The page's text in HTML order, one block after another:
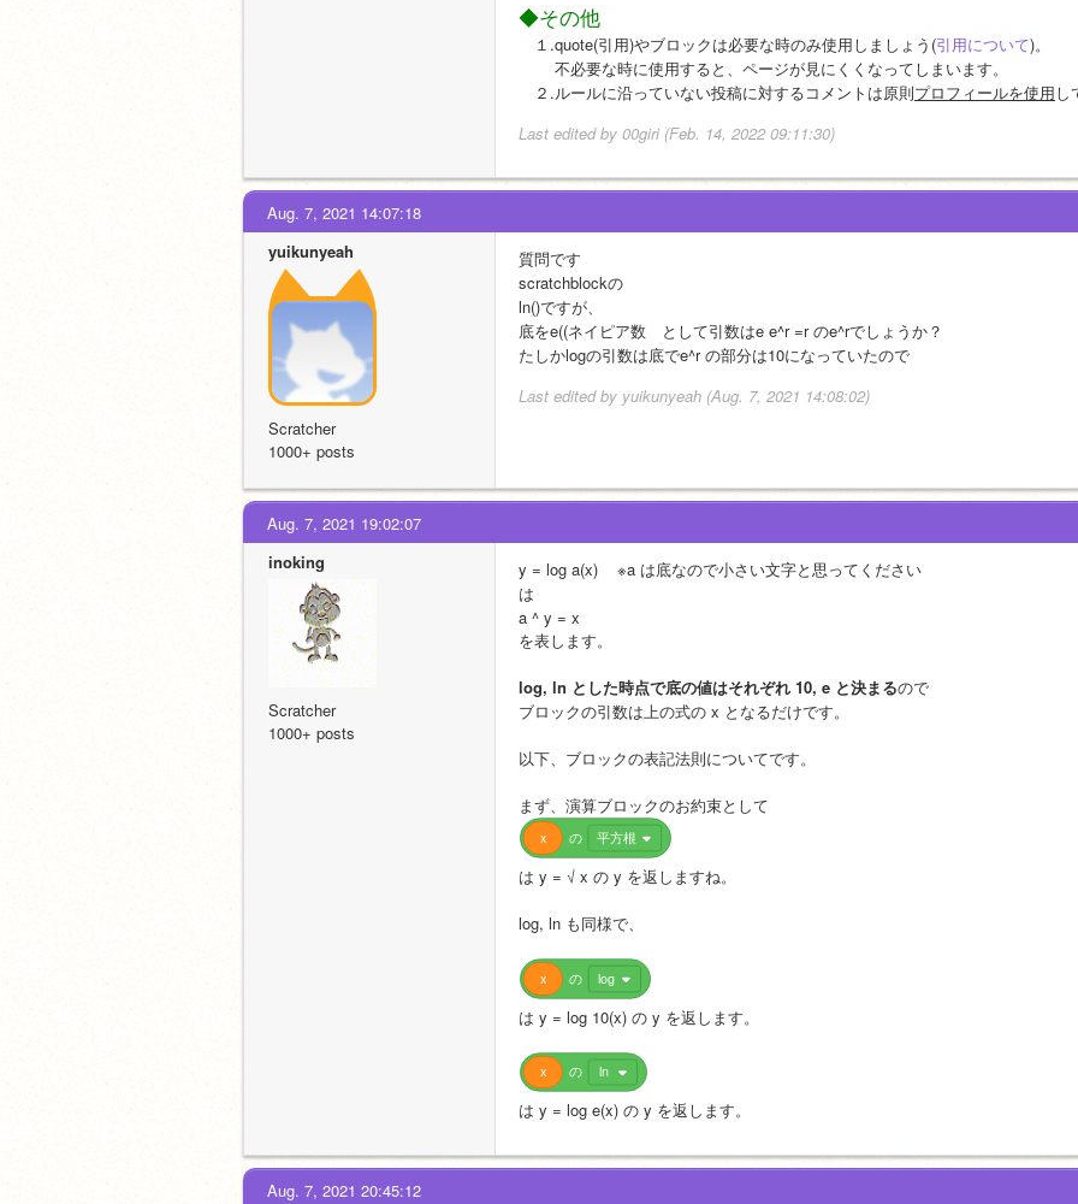
◆その他
１.quote(引用)やブロックは必要な時のみ使用しましょう(引用について)。
不必要な時に使用すると、ページが見にくくなってしまいます。
２.ルールに沿っていない投稿に対するコメントは原則プロフィールを使用し
Last edited by 00giri (Feb. 14, 2022 09:11:30)
Aug. 7, 2021 14:07:18
yuikunyeah
Scratcher
1000+ posts
質問です
scratchblockの
ln()ですが、
底をe((ネイピア数　として引数はe e^r =r のe^rでしょうか？
たしかlogの引数は底でe^r の部分は10になっていたので
Last edited by yuikunyeah (Aug. 7, 2021 14:08:02)
Aug. 7, 2021 19:02:07
inoking
Scratcher
1000+ posts
y = log a(x)    ※a は底なので小さい文字と思ってください
は
a ^ y = x
を表します。
log, ln とした時点で底の値はそれぞれ 10, e と決まるので
ブロックの引数は上の式の x となるだけです。
以下、ブロックの表記法則についてです。
まず、演算ブロックのお約束として
x の 平方根
は y = √ x の y を返しますね。
log, ln も同様で、
x の log
は y = log 10(x) の y を返します。
x の ln
は y = log e(x) の y を返します。
Aug. 7, 2021 20:45:12